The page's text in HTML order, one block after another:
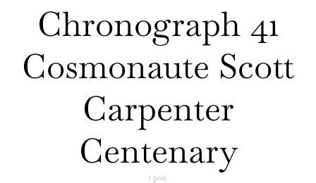
Chronograph 41
Cosmonaute Scott
Carpenter
Centenary
1 post